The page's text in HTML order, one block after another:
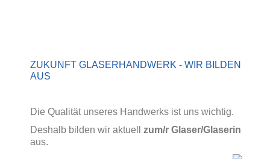
ZUKUNFT GLASERHANDWERK - WIR BILDEN
AUS
Die Qualität unseres Handwerks ist uns wichtig.
Deshalb bilden wir aktuell zum/r Glaser/Glaserin
aus.